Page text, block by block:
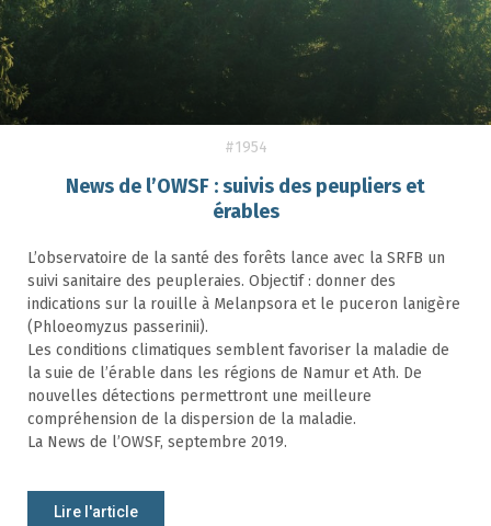
#1954
News de l’OWSF : suivis des peupliers et
érables
L’observatoire de la santé des forêts lance avec la SRFB un
suivi sanitaire des peupleraies. Objectif : donner des
indications sur la rouille à Melanpsora et le puceron lanigère
(Phloeomyzus passerinii).
Les conditions climatiques semblent favoriser la maladie de
la suie de l’érable dans les régions de Namur et Ath. De
nouvelles détections permettront une meilleure
compréhension de la dispersion de la maladie.
La News de l’OWSF, septembre 2019.
Lire l'article